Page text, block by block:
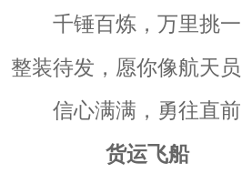
千锤百炼，万里挑一
整装待发，愿你像航天
信心满满，勇往直前
货运飞船